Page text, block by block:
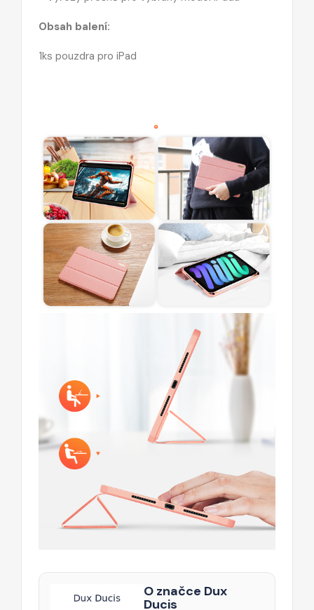
Obsah balení:
1ks pouzdra pro iPad
O značce Dux
Ducis